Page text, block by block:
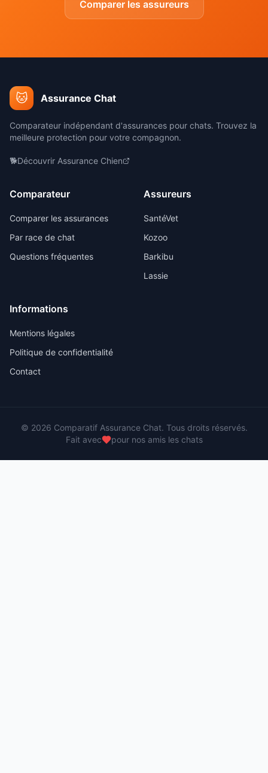
Comparer les assureurs
🐱 Assurance Chat
Comparateur indépendant d'assurances pour chats. Trouvez la
meilleure protection pour votre compagnon.
🐕Découvrir Assurance Chien
Comparateur
Comparer les assurances
Par race de chat
Questions fréquentes
Assureurs
SantéVet
Kozoo
Barkibu
Lassie
Informations
Mentions légales
Politique de confidentialité
Contact
© 2026 Comparatif Assurance Chat. Tous droits réservés.
Fait avec
pour nos amis les chats